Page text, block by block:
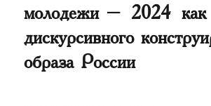
молодежи – 2024 как
дискурсивного
образа России